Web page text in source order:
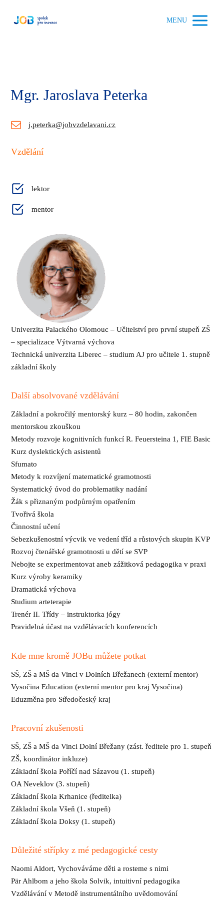
MENU
Mgr. Jaroslava Peterka
j.peterka@jobvzdelavani.cz
Vzdělání
lektor
mentor
Univerzita Palackého Olomouc – Učitelství pro první stupeň ZŠ
– specializace Výtvarná výchova
Technická univerzita Liberec – studium AJ pro učitele 1. stupně
základní školy
Další absolvované vzdělávání
Základní a pokročilý mentorský kurz – 80 hodin, zakončen
mentorskou zkouškou
Metody rozvoje kognitivních funkcí R. Feuersteina 1, FIE Basic
Kurz dyslektických asistentů
Sfumato
Metody k rozvíjení matematické gramotnosti
Systematický úvod do problematiky nadání
Žák s přiznaným podpůrným opatřením
Tvořivá škola
Činnostní učení
Sebezkušenostní výcvik ve vedení tříd a růstových skupin KVP
Rozvoj čtenářské gramotnosti u dětí se SVP
Nebojte se experimentovat aneb zážitková pedagogika v praxi
Kurz výroby keramiky
Dramatická výchova
Studium arteterapie
Trenér II. Třídy – instruktorka jógy
Pravidelná účast na vzdělávacích konferencích
Kde mne kromě JOBu můžete potkat
SŠ, ZŠ a MŠ da Vinci v Dolních Břežanech (externí mentor)
Vysočina Education (externí mentor pro kraj Vysočina)
Eduzměna pro Středočeský kraj
Pracovní zkušenosti
SŠ, ZŠ a MŠ da Vinci Dolní Břežany (zást. ředitele pro 1. stupeň
ZŠ, koordinátor inkluze)
Základní škola Poříčí nad Sázavou (1. stupeň)
OA Neveklov (3. stupeň)
Základní škola Krhanice (ředitelka)
Základní škola Všeň (1. stupeň)
Základní škola Doksy (1. stupeň)
Důležité střípky z mé pedagogické cesty
Naomi Aldort, Vychováváme děti a rosteme s nimi
Pär Ahlbom a jeho škola Solvik, intuitivní pedagogika
Vzdělávání v Metodě instrumentálního uvědomování